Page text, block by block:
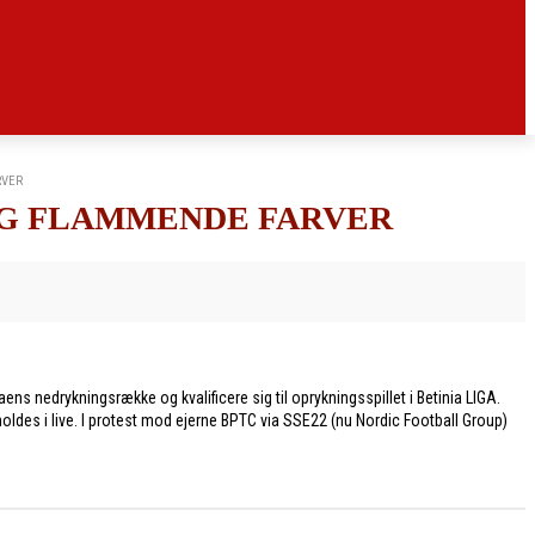
FLAMMENDE FARVER
nedrykningsrække og kvalificere sig til oprykningsspillet i Betinia LIGA.
i live. I protest mod ejerne BPTC via SSE22 (nu Nordic Football Group)